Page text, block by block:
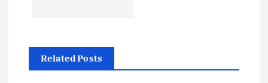
o
Related Posts